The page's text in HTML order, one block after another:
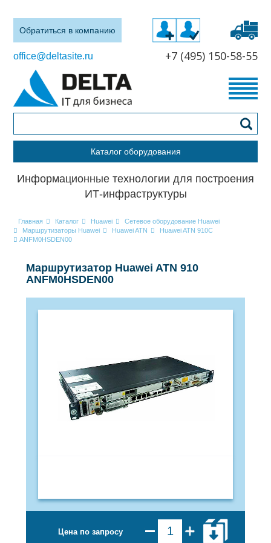
Обратиться в компанию
office@deltasite.ru +7 (495) 150-58-55
Каталог оборудования
Информационные технологии для построения
ИТ-инфраструктуры
Главная Каталог Huawei
Сетевое оборудование Huawei
Маршрутизаторы Huawei
Huawei ATN
Huawei ATN 910C
ANFM0HSDEN00
Маршрутизатор Huawei ATN 910
ANFM0HSDEN00
Цена по запросу